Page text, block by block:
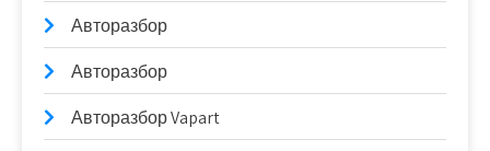
Авторазбор
Авторазбор
Авторазбор Vapart